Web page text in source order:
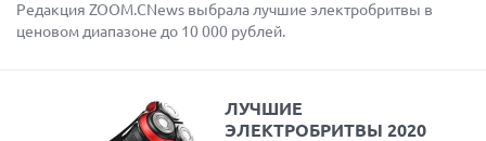
Редакция ZOOM.CNews выбрала лучшие электробритвы в
ценовом диапазоне до 10 000 рублей.
ЛУЧШИЕ
ЭЛЕКТРОБРИТВЫ 2020